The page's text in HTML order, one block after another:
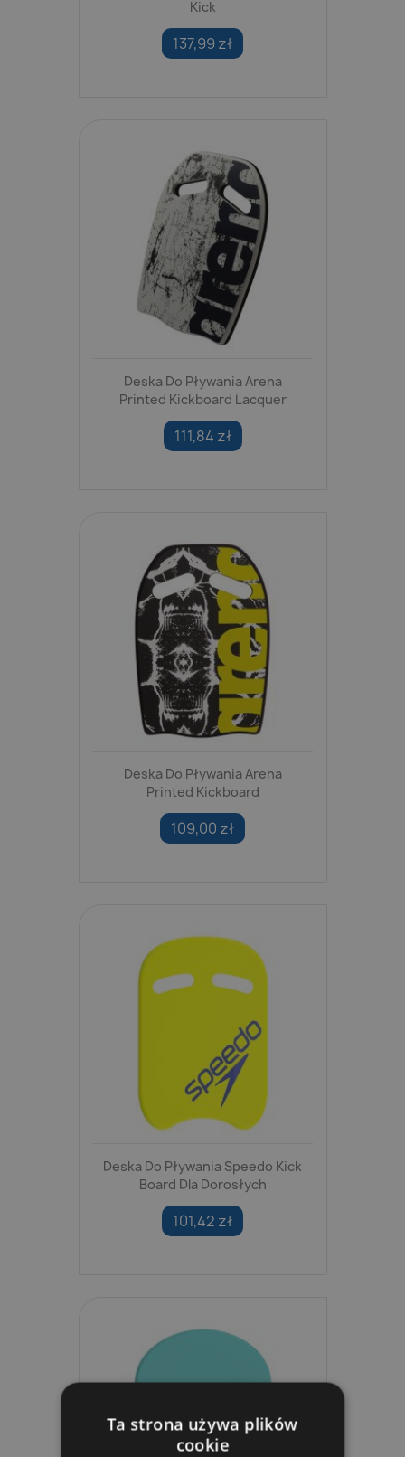
Kick
137,99 zł
Deska Do Pływania Arena
Printed Kickboard Lacquer
111,84 zł
Deska Do Pływania Arena
Printed Kickboard
109,00 zł
Deska Do Pływania Speedo Kick
Board Dla Dorosłych
101,42 zł
Ta strona używa plików
cookie